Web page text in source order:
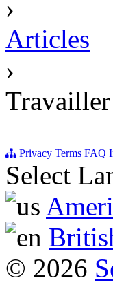
›
Articles
›
Privacy Terms FAQ
Select
© 2026